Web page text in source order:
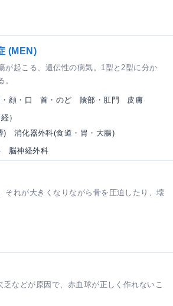
(MEN)
が起こる、遺伝性の病気。1型と2型に分か
。
顔・口 首・のど 陰部・肛門
皮膚
）
)
消化器外科(食道・胃・大腸)
脳神経外科
それが大きくなりながら骨を圧迫したり、壊
乏などが原因で、赤血球が正しく作れないこ